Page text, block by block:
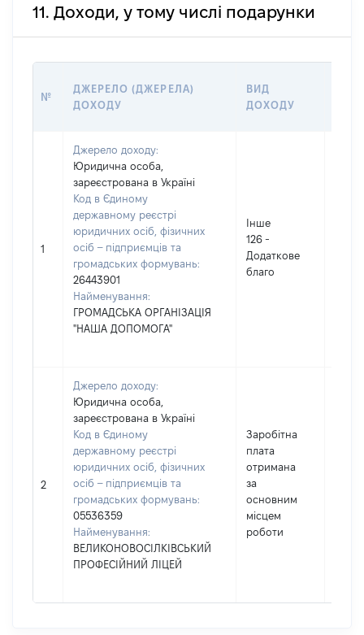
11. Доходи, у тому числі подарунки
№
ДЖЕРЕЛО (ДЖЕРЕЛА)
ДОХОДУ
ВИД
ДОХОДУ
1
Джерело доходу:
Юридична особа,
зареєстрована в Україні
Код в Єдиному
державному реєстрі
юридичних осіб, фізичних
осіб – підприємців та
громадських формувань:
26443901
Найменування:
ГРОМАДСЬКА ОРГАНІЗАЦІЯ
"НАША ДОПОМОГА"
Інше
126 -
Додаткове
благо
2
Джерело доходу:
Юридична особа,
зареєстрована в Україні
Код в Єдиному
державному реєстрі
юридичних осіб, фізичних
осіб – підприємців та
громадських формувань:
05536359
Найменування:
ВЕЛИКОНОВОСІЛКІВСЬКИЙ
ПРОФЕСІЙНИЙ ЛІЦЕЙ
Заробітна
плата
отримана
за
основним
місцем
роботи